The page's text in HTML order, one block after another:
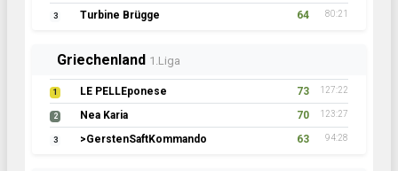
3 Turbine Brügge 64 80:21
Griechenland 1.Liga
1 LE PELLEponese 73 127:22
2 Nea Karia 70 123:27
3 >GerstenSaftKommando 63 94:28